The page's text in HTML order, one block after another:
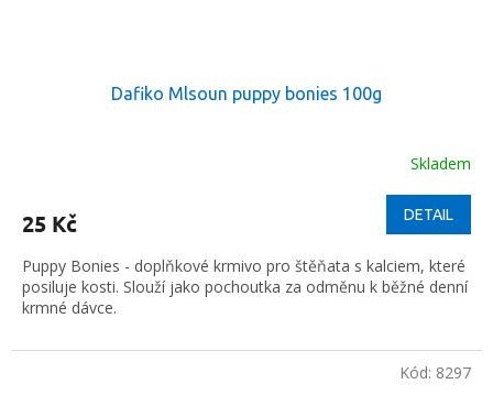
Dafiko Mlsoun puppy bonies 100g
Skladem
25 Kč DETAIL
Puppy Bonies - doplňkové krmivo pro štěňata s kalciem, které
posiluje kosti. Slouží jako pochoutka za odměnu k běžné denní
krmné dávce.
Kód: 8297